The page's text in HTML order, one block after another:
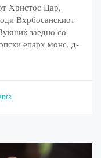
Христос Цар,
Вхрбосанскиот
заедно со
епарх монс. д-